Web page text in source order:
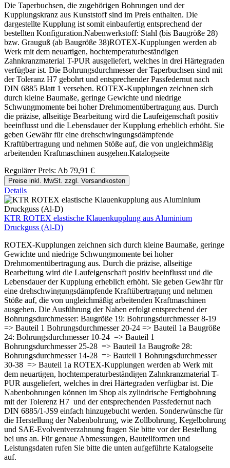
Die Taperbuchsen, die zugehörigen Bohrungen und der
Kupplungskranz aus Kunststoff sind im Preis enthalten. Die
dargestellte Kupplung ist somit einbaufertig entsprechend der
bestellten Konfiguration.Nabenwerkstoff: Stahl (bis Baugröße 28)
bzw. Grauguß (ab Baugröße 38)ROTEX-Kupplungen werden ab
Werk mit dem neuartigen, hochtemperaturbeständigen
Zahnkranzmaterial T-PUR ausgeliefert, welches in drei Härtegraden
verfügbar ist. Die Bohrungsdurchmesser der Taperbuchsen sind mit
der Toleranz H7 gebohrt und entsprechender Passfedernut nach
DIN 6885 Blatt 1 versehen. ROTEX-Kupplungen zeichnen sich
durch kleine Baumaße, geringe Gewichte und niedrige
Schwungmomente bei hoher Drehmomentübertragung aus. Durch
die präzise, allseitige Bearbeitung wird die Laufeigenschaft positiv
beeinflusst und die Lebensdauer der Kupplung erheblich erhöht. Sie
geben Gewähr für eine drehschwingungsdämpfende
Kraftübertragung und nehmen Stöße auf, die von ungleichmäßig
arbeitenden Kraftmaschinen ausgehen.Katalogseite
Regulärer Preis: Ab 79,91 €
Preise inkl. MwSt. zzgl. Versandkosten
Details
KTR ROTEX elastische Klauenkupplung aus Aluminium
Druckguss (Al-D)
ROTEX-Kupplungen zeichnen sich durch kleine Baumaße, geringe
Gewichte und niedrige Schwungmomente bei hoher
Drehmomentübertragung aus. Durch die präzise, allseitige
Bearbeitung wird die Laufeigenschaft positiv beeinflusst und die
Lebensdauer der Kupplung erheblich erhöht. Sie geben Gewähr für
eine drehschwingungsdämpfende Kraftübertragung und nehmen
Stöße auf, die von ungleichmäßig arbeitenden Kraftmaschinen
ausgehen. Die Ausführung der Naben erfolgt entsprechend der
Bohrungsdurchmesser: Baugröße 19: Bohrungsdurchmesser 8-19
=> Bauteil 1 Bohrungsdurchmesser 20-24 => Bauteil 1a Baugröße
24: Bohrungsdurchmesser 10-24 => Bauteil 1
Bohrungsdurchmesser 25-28 => Bauteil 1a Baugroße 28:
Bohrungsdurchmesser 14-28 => Bauteil 1 Bohrungsdurchmesser
30-38 => Bauteil 1a ROTEX-Kupplungen werden ab Werk mit
dem neuartigen, hochtemperaturbeständigen Zahnkranzmaterial T-
PUR ausgeliefert, welches in drei Härtegraden verfügbar ist. Die
Nabenbohrungen können im Shop als zylindrische Fertigbohrung
mit der Tolerenz H7 und der entsprechenden Passfedernut nach
DIN 6885/1-JS9 einfach hinzugebucht werden. Sonderwünsche für
die Herstellung der Nabenbohrung, wie Zollbohrung, Kegelbohrung
und SAE-Evolventverzahnung fragen Sie bitte vor der Bestellung
bei uns an. Für genaue Abmessungen, Bauteilformen und
Leistungsdaten rufen Sie bitte die unten aufgeführte Katalogseite
auf.